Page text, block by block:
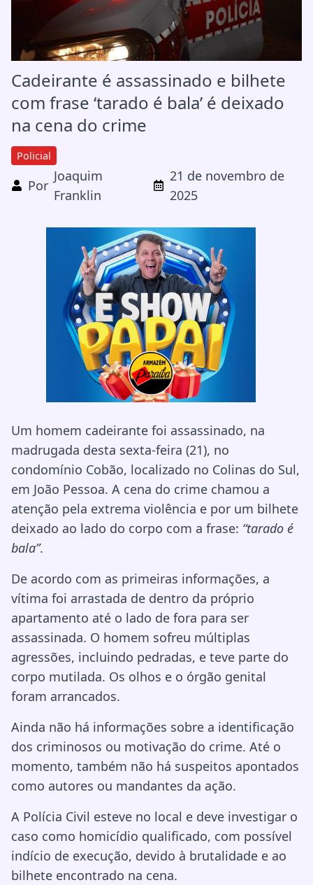
Cadeirante é assassinado e bilhete
com frase ‘tarado é bala’ é deixado
na cena do crime
Policial
Por
Joaquim
Franklin
21 de novembro de
2025
Um homem cadeirante foi assassinado, na
madrugada desta sexta-feira (21), no
condomínio Cobão, localizado no Colinas do Sul,
em João Pessoa. A cena do crime chamou a
atenção pela extrema violência e por um bilhete
deixado ao lado do corpo com a frase: “tarado é
bala”.
De acordo com as primeiras informações, a
vítima foi arrastada de dentro da próprio
apartamento até o lado de fora para ser
assassinada. O homem sofreu múltiplas
agressões, incluindo pedradas, e teve parte do
corpo mutilada. Os olhos e o órgão genital
foram arrancados.
Ainda não há informações sobre a identificação
dos criminosos ou motivação do crime. Até o
momento, também não há suspeitos apontados
como autores ou mandantes da ação.
A Polícia Civil esteve no local e deve investigar o
caso como homicídio qualificado, com possível
indício de execução, devido à brutalidade e ao
bilhete encontrado na cena.